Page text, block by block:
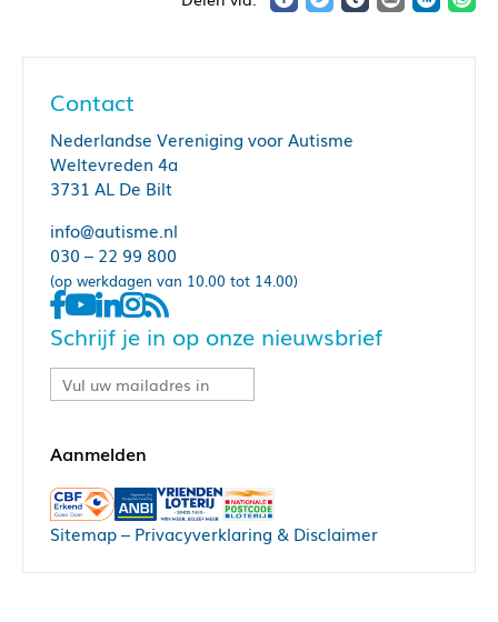
Contact
Nederlandse Vereniging voor Autisme
Weltevreden 4a
3731 AL De Bilt
info@autisme.nl
030 – 22 99 800
(op werkdagen van 10.00 tot 14.00)
Schrijf je in op onze nieuwsbrief
Sitemap– Privacyverklaring & Disclaimer